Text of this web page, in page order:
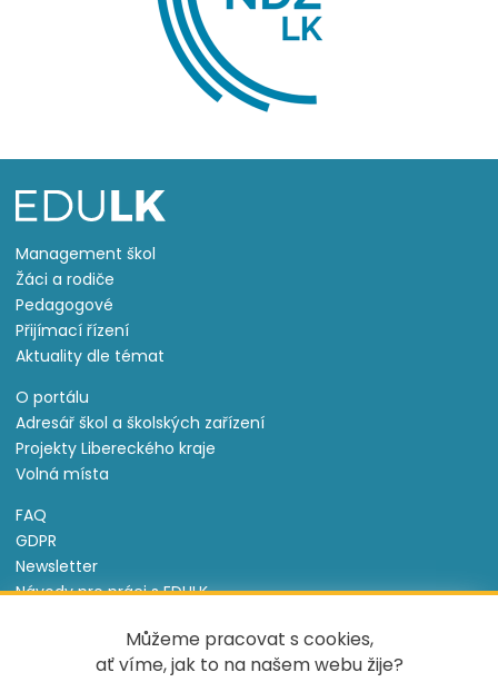
Můžeme pracovat s cookies,
ať víme, jak to na našem webu žije?
Management škol
Žáci a rodiče
Pedagogové
Přijímací řízení
Aktuality dle témat
O portálu
Adresář škol a školských zařízení
Projekty Libereckého kraje
Volná místa
FAQ
GDPR
Newsletter
Návody pro práci s EDULK
Nastavení cookies
Informace o souborech cookie